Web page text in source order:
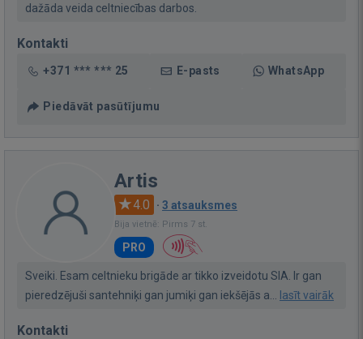
dažāda veida celtniecības darbos.
Kontakti
+371 *** *** 25 E-pasts WhatsApp
Piedāvāt pasūtījumu
Artis
4.0 · 3 atsauksmes
Bija vietnē: Pirms 7 st.
PRO
Sveiki. Esam celtnieku brigāde ar tikko izveidotu SIA. Ir gan
pieredzējuši santehniķi gan jumiķi gan iekšējās a... lasīt vairāk
Kontakti